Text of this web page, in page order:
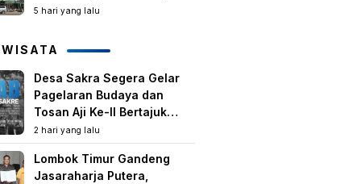
Dana Rp2,25 Miliar oleh
5 hari yang lalu
Desa Sakra Segera Gelar
Pagelaran Budaya dan
Tosan Aji Ke-II Bertajuk
Samuhita Sakre
2 hari yang lalu
Lombok Timur Gandeng
Jasaraharja Putera,